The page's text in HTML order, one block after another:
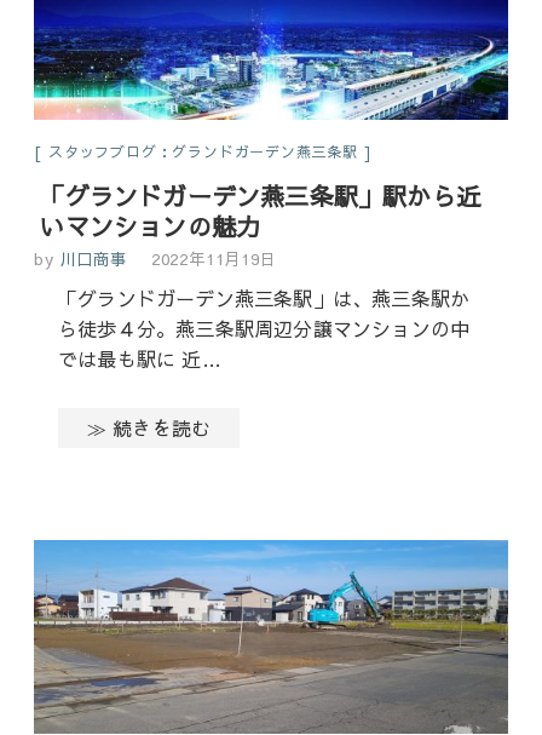
スタッフブログ：グランドガーデン燕三条駅
「グランドガーデン燕三条駅」駅から近
いマンションの魅力
by 川口商事 2022年11月19日
「グランドガーデン燕三条駅」は、燕三条駅か
ら徒歩４分。燕三条駅周辺分譲マンションの中
では最も駅に 近…
≫ 続きを読む